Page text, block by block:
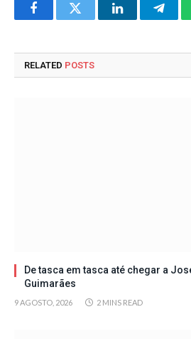
FacebookTwitter LinkedIn
RELATED POSTS
De tasca em tasca até chegar a
Guimarães
9 AGOSTO, 2026 2 MINS READ